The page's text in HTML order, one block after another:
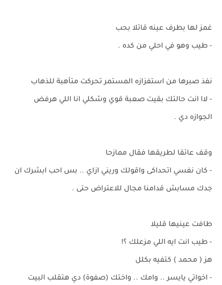
غمز لها بطرف عينه قائلا بحب
- طيب وهو في احلي من كده .
نفذ صبرها من استفزازه المستمر تحركت متأهبة للذهاب
- لاا انت حالتك بقيت صعبة قوي وشكلي انا اللي هرفض
الجوازه دي .
وقف عائقا لطريقها فقال ممازحا
- كان نفسي اتحداكى واقولك وريني ازاي .. بس احب ابشرك ان
جدك مسابش قدامنا مجال للاعتراض حتى .
طافت عينيها قليلا
- طيب انت ايه اللي مزعلك ؟!
هز ( محمد ) كتفيه بكلل
- اخواتي يايسر .. وامك .. واختك (صفوة) دي هتقلب البيت